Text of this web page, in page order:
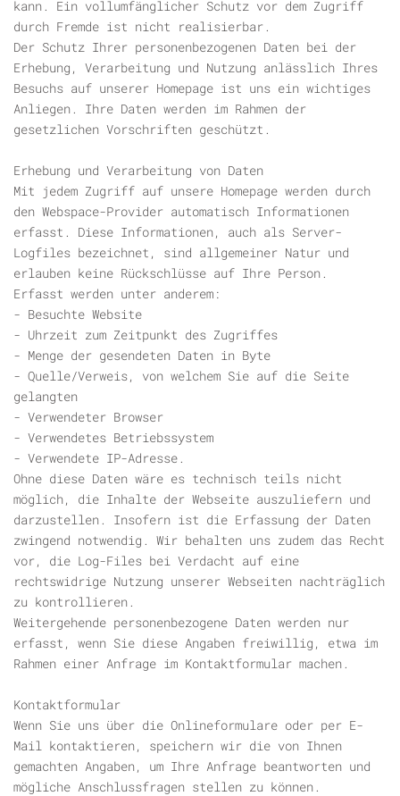
kann. Ein vollumfänglicher Schutz vor dem Zugriff
durch Fremde ist nicht realisierbar.
Der Schutz Ihrer personenbezogenen Daten bei der
Erhebung, Verarbeitung und Nutzung anlässlich Ihres
Besuchs auf unserer Homepage ist uns ein wichtiges
Anliegen. Ihre Daten werden im Rahmen der
gesetzlichen Vorschriften geschützt.
Erhebung und Verarbeitung von Daten
Mit jedem Zugriff auf unsere Homepage werden durch
den Webspace-Provider automatisch Informationen
erfasst. Diese Informationen, auch als Server-
Logfiles bezeichnet, sind allgemeiner Natur und
erlauben keine Rückschlüsse auf Ihre Person.
Erfasst werden unter anderem:
- Besuchte Website
- Uhrzeit zum Zeitpunkt des Zugriffes
- Menge der gesendeten Daten in Byte
- Quelle/Verweis, von welchem Sie auf die Seite
gelangten
- Verwendeter Browser
- Verwendetes Betriebssystem
- Verwendete IP-Adresse.
Ohne diese Daten wäre es technisch teils nicht
möglich, die Inhalte der Webseite auszuliefern und
darzustellen. Insofern ist die Erfassung der Daten
zwingend notwendig. Wir behalten uns zudem das Recht
vor, die Log-Files bei Verdacht auf eine
rechtswidrige Nutzung unserer Webseiten nachträglich
zu kontrollieren.
Weitergehende personenbezogene Daten werden nur
erfasst, wenn Sie diese Angaben freiwillig, etwa im
Rahmen einer Anfrage im Kontaktformular machen.
Kontaktformular
Wenn Sie uns über die Onlineformulare oder per E-
Mail kontaktieren, speichern wir die von Ihnen
gemachten Angaben, um Ihre Anfrage beantworten und
mögliche Anschlussfragen stellen zu können.